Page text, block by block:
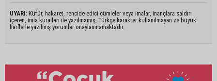
UYARI: Küfür, hakaret, rencide edici cümleler veya imalar, inançlara saldırı
içeren, imla kuralları ile yazılmamış, Türkçe karakter kullanılmayan ve büyük
harflerle yazılmış yorumlar onaylanmamaktadır.